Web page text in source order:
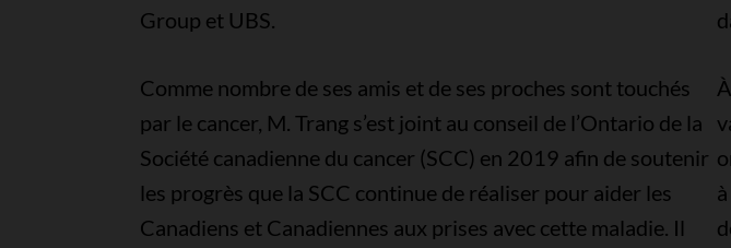
Group et UBS.
Comme nombre de ses amis et de ses proches sont touchés
par le cancer, M. Trang s’est joint au conseil de l’Ontario de la
Société canadienne du cancer (SCC) en 2019 afin de soutenir
les progrès que la SCC continue de réaliser pour aider les
Canadiens et Canadiennes aux prises avec cette maladie. Il